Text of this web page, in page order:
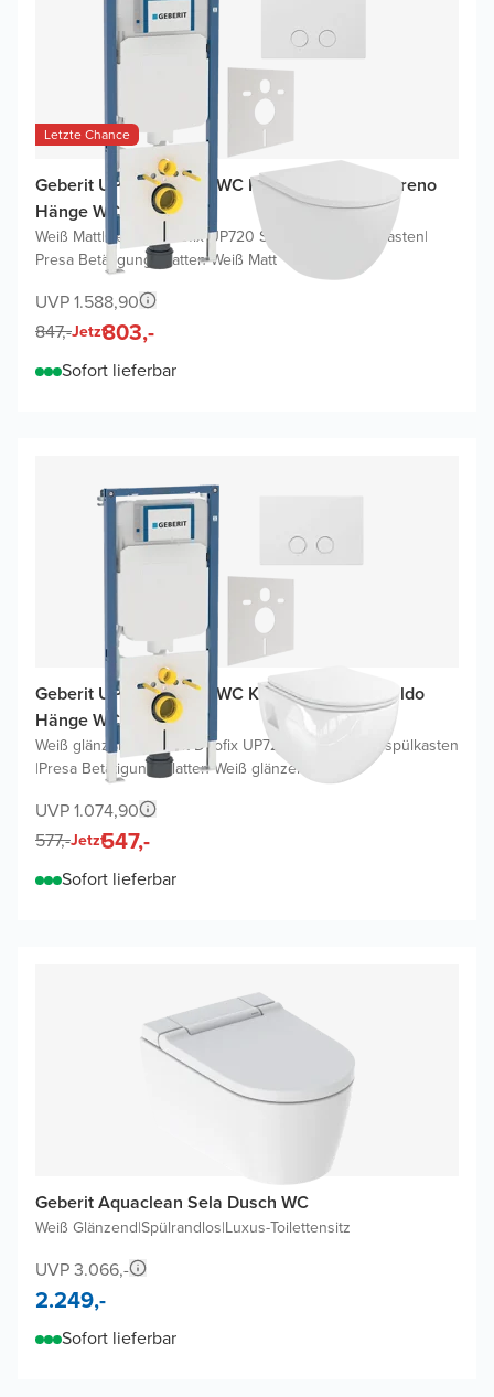
Letzte Chance
Geberit UP720 (2025) WC Komplettset mit Moreno
Hänge WC
Weiß Matt|Geberit Duofix UP720 Sigma Einbauspülkasten|
Presa Betätigungsplatten Weiß Matt
UVP 1.588,90
847,-Jetzt803,-
Sofort lieferbar
Geberit UP720 (2025) WC Komplettset mit Waldo
Hänge WC
Weiß glänzend
Geberit Duofix UP720 Sigma Einbauspülkasten
|Presa Betätigungsplatten Weiß glänzend
UVP 1.074,90
577,-Jetzt547,-
Sofort lieferbar
Geberit Aquaclean Sela Dusch WC
Weiß Glänzend|Spülrandlos|Luxus-Toilettensitz
UVP 3.066,-
2.249,-
Sofort lieferbar